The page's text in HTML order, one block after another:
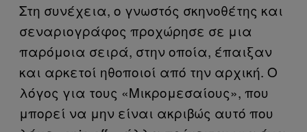
Στη συνέχεια, ο γνωστός σκηνοθέτης και
σεναριογράφος προχώρησε σε μια
παρόμοια σειρά, στην οποία, έπαιξαν
και αρκετοί ηθοποιοί από την αρχική. Ο
λόγος για τους «Μικρομεσαίους», που
μπορεί να μην είναι ακριβώς αυτό που